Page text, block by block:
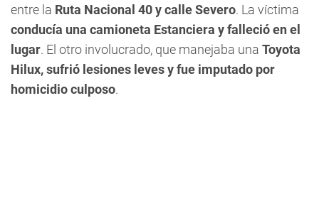
entre la Ruta Nacional 40 y calle Severo. La víctima
conducía una camioneta Estanciera y falleció en el
lugar. El otro involucrado, que manejaba una Toyota
Hilux, sufrió lesiones leves y fue imputado por
homicidio culposo.